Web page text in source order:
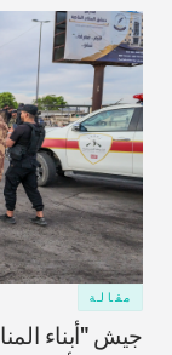
مقالة
جيش "أبناء